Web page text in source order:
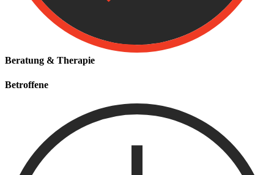
Beratung & Therapie
Betroffene